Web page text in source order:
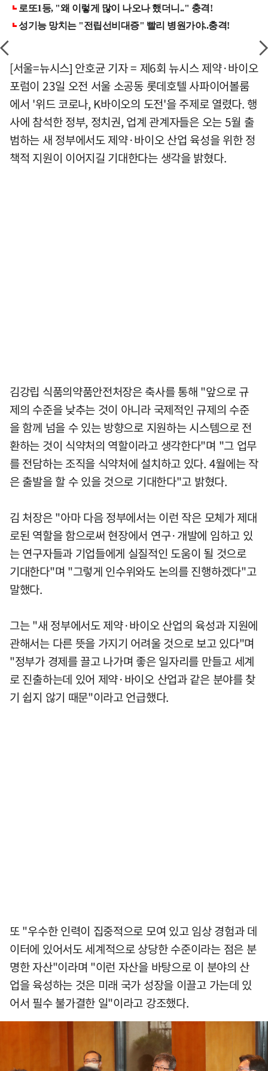
[서울=뉴시스] 안호균 기자 = 제6회 뉴시스 제약·바이오
포럼이 23일 오전 서울 소공동 롯데호텔 사파이어볼룸
에서 '위드 코로나, K바이오의 도전'을 주제로 열렸다. 행
사에 참석한 정부, 정치권, 업계 관계자들은 오는 5월 출
범하는 새 정부에서도 제약·바이오 산업 육성을 위한 정
책적 지원이 이어지길 기대한다는 생각을 밝혔다.
김강립 식품의약품안전처장은 축사를 통해 "앞으로 규
제의 수준을 낮추는 것이 아니라 국제적인 규제의 수준
을 함께 넘을 수 있는 방향으로 지원하는 시스템으로 전
환하는 것이 식약처의 역할이라고 생각한다"며 "그 업무
를 전담하는 조직을 식약처에 설치하고 있다. 4월에는 작
은 출발을 할 수 있을 것으로 기대한다"고 밝혔다.
김 처장은 "아마 다음 정부에서는 이런 작은 모체가 제대
로된 역할을 함으로써 현장에서 연구·개발에 임하고 있
는 연구자들과 기업들에게 실질적인 도움이 될 것으로
기대한다"며 "그렇게 인수위와도 논의를 진행하겠다"고
말했다.
그는 "새 정부에서도 제약·바이오 산업의 육성과 지원에
관해서는 다른 뜻을 가지기 어려울 것으로 보고 있다"며
"정부가 경제를 끌고 나가며 좋은 일자리를 만들고 세계
로 진출하는데 있어 제약·바이오 산업과 같은 분야를 찾
기 쉽지 않기 때문"이라고 언급했다.
또 "우수한 인력이 집중적으로 모여 있고 임상 경험과 데
이터에 있어서도 세계적으로 상당한 수준이라는 점은 분
명한 자산"이라며 "이런 자산을 바탕으로 이 분야의 산
업을 육성하는 것은 미래 국가 성장을 이끌고 가는데 있
어서 필수 불가결한 일"이라고 강조했다.